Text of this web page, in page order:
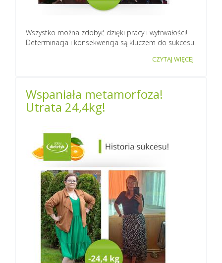
Wszystko można zdobyć dzięki pracy i wytrwałości!
Determinacja i konsekwencja są kluczem do sukcesu.
CZYTAJ WIĘCEJ
Wspaniała metamorfoza!
Utrata 24,4kg!